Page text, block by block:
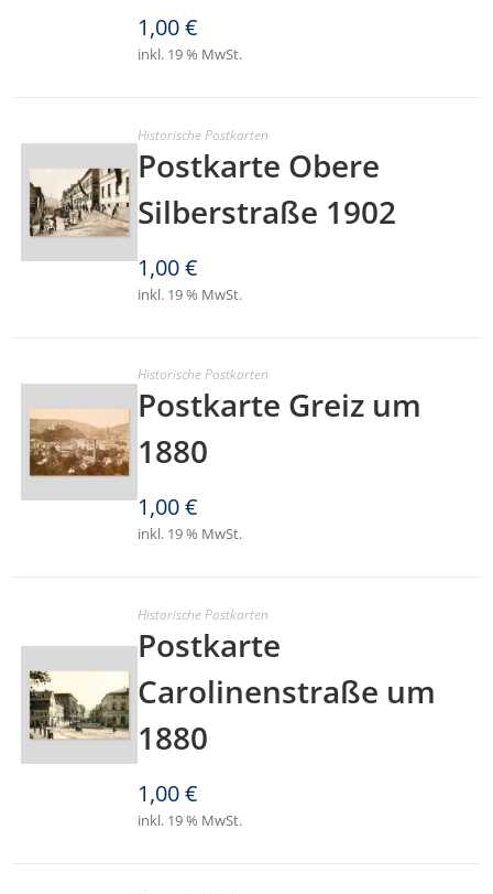
1,00€
inkl. 19 % MwSt.
Historische Postkarten
Postkarte Obere
Silberstraße 1902
1,00€
inkl. 19 % MwSt.
Historische Postkarten
Postkarte Greiz um
1880
1,00€
inkl. 19 % MwSt.
Historische Postkarten
Postkarte
Carolinenstraße um
1880
1,00€
inkl. 19 % MwSt.